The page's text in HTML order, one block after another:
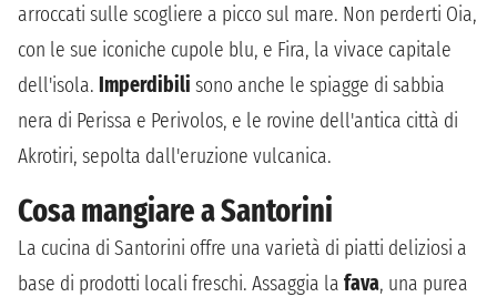
arroccati sulle scogliere a picco sul mare. Non perderti Oia,
con le sue iconiche cupole blu, e Fira, la vivace capitale
dell'isola. Imperdibili sono anche le spiagge di sabbia
nera di Perissa e Perivolos, e le rovine dell'antica città di
Akrotiri, sepolta dall'eruzione vulcanica.
Cosa mangiare a Santorini
La cucina di Santorini offre una varietà di piatti deliziosi a
base di prodotti locali freschi. Assaggia la fava, una purea